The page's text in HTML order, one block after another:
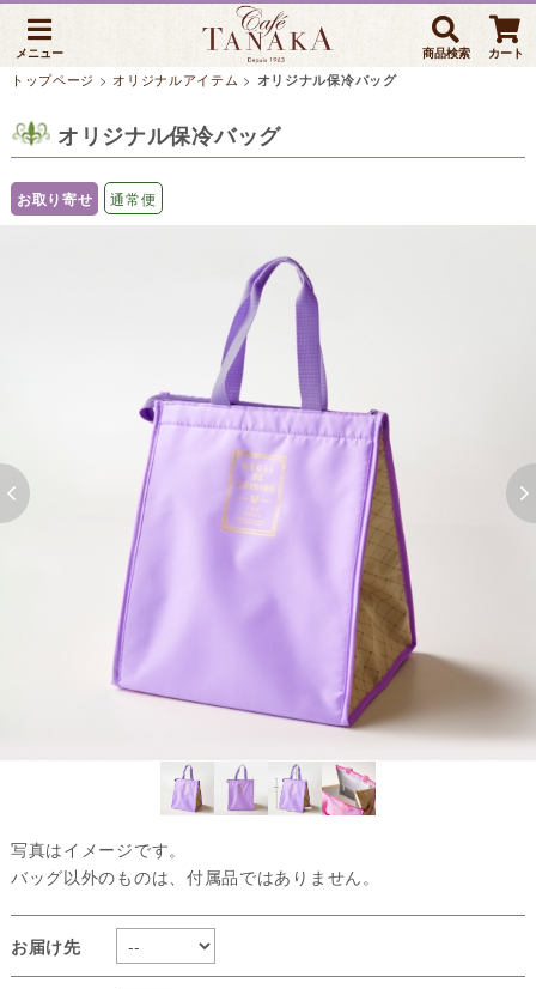
メニュー 商品検索 カート
トップページ > オリジナルアイテム > オリジナル保冷バッグ
オリジナル保冷バッグ
お取り寄せ 通常便
写真はイメージです。
バッグ以外のものは、付属品ではありません。
お届け先